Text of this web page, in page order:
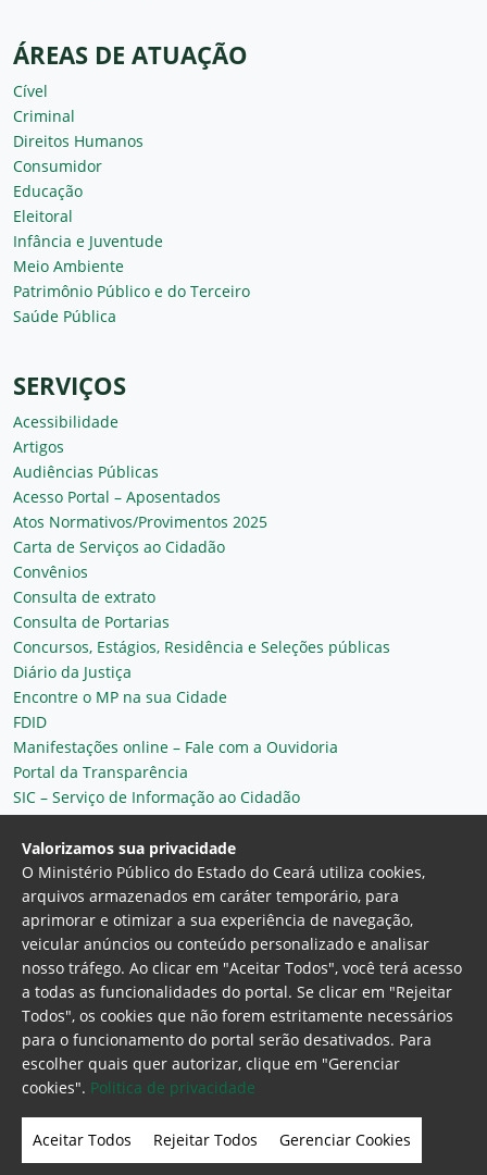
ÁREAS DE ATUAÇÃO
Cível
Criminal
Direitos Humanos
Consumidor
Educação
Eleitoral
Infância e Juventude
Meio Ambiente
Patrimônio Público e do Terceiro
Saúde Pública
SERVIÇOS
Acessibilidade
Artigos
Audiências Públicas
Acesso Portal – Aposentados
Atos Normativos/Provimentos 2025
Carta de Serviços ao Cidadão
Convênios
Consulta de extrato
Consulta de Portarias
Concursos, Estágios, Residência e Seleções públicas
Diário da Justiça
Encontre o MP na sua Cidade
FDID
Manifestações online – Fale com a Ouvidoria
Portal da Transparência
SIC – Serviço de Informação ao Cidadão
Plantão MP do Ceará
Secretaria Geral
Ministério Público do Estado do Ceará
Procuradoria Geral de Justiça Av. Gen. Afonso
Albuquerque Lima, 130 - Cambeba - CEP:
60.822-325 - Fortaleza, Ceará. Brasil
Home Page Intranet Webmail Office 365
Valorizamos sua privacidade
O Ministério Público do Estado do Ceará utiliza cookies,
arquivos armazenados em caráter temporário, para
aprimorar e otimizar a sua experiência de navegação,
veicular anúncios ou conteúdo personalizado e analisar
nosso tráfego. Ao clicar em "Aceitar Todos", você terá acesso
a todas as funcionalidades do portal. Se clicar em "Rejeitar
Todos", os cookies que não forem estritamente necessários
para o funcionamento do portal serão desativados. Para
escolher quais quer autorizar, clique em "Gerenciar
cookies". Politica de privacidade
Aceitar Todos Rejeitar Todos Gerenciar Cookies